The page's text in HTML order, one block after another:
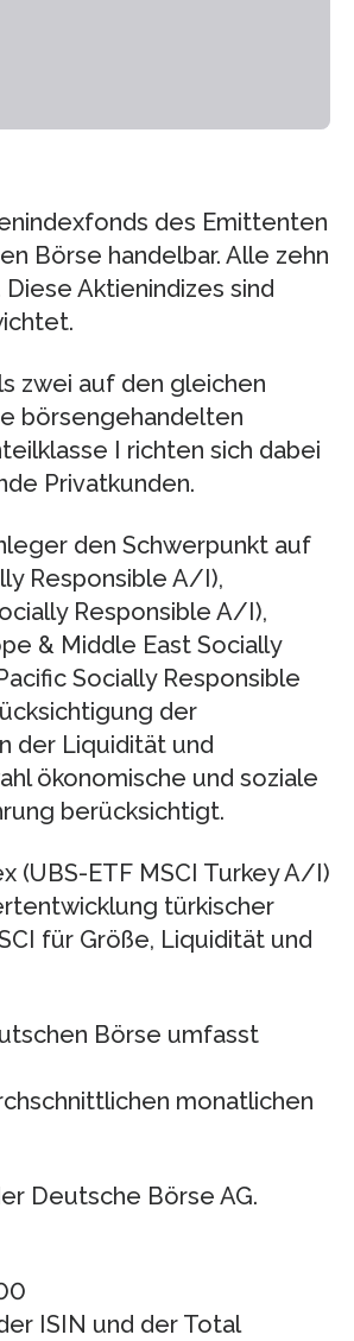
des Emittenten
Börse handelbar. Alle zehn
Aktienindizes sind
zwei auf den gleichen
börsengehandelten
I richten sich dabei
Privatkunden.
den Schwerpunkt auf
Responsible A/I),
Responsible A/I),
& Middle East Socially
Socially Responsible
der
der Liquidität und
ökonomische und soziale
berücksichtigt.
(UBS-ETF MSCI Turkey A/I)
türkischer
für Größe, Liquidität und
Börse umfasst
monatlichen
Deutsche Börse AG.
ISIN und der Total